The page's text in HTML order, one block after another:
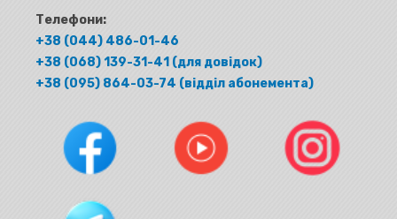
Телефони:
+38 (044) 486-01-46
+38 (068) 139-31-41 (для довідок)
+38 (095) 864-03-74 (відділ абонемента)